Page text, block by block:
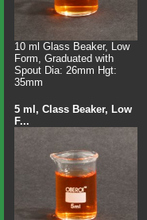
10 ml Glass Beaker, Low
Form, Graduated with
Spout Dia: 26mm Hgt:
35mm
5 ml, Class Beaker, Low
F...